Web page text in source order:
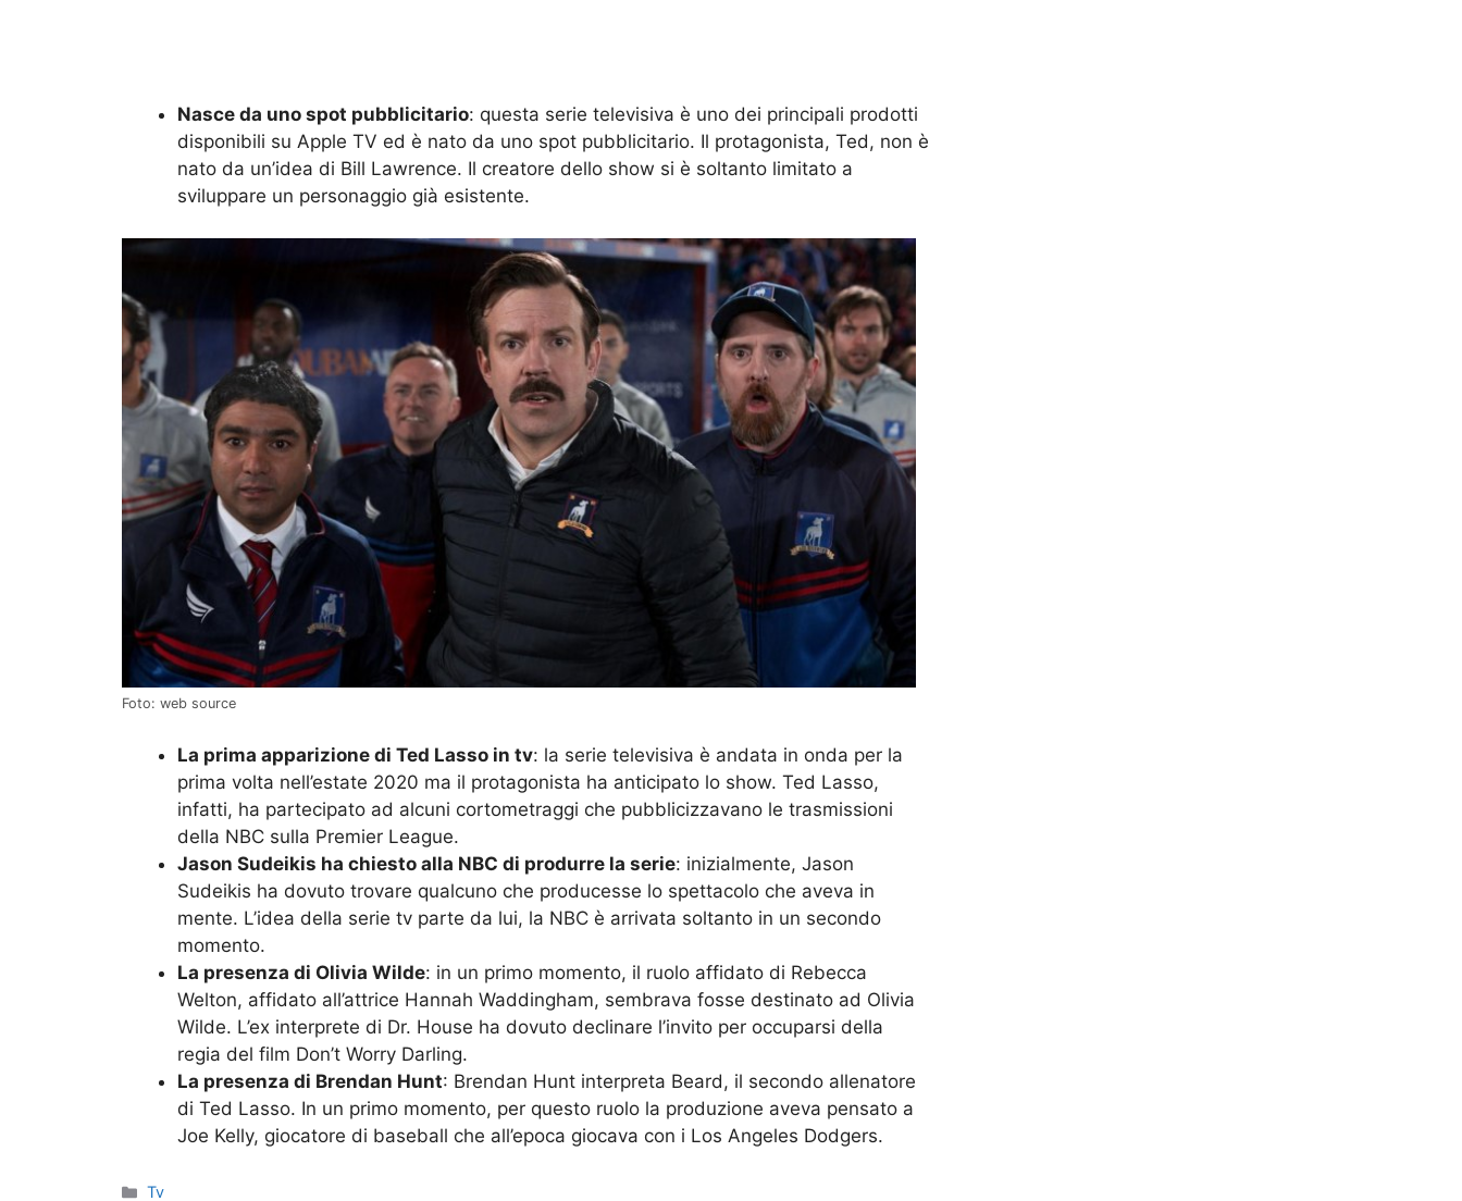
Nasce da uno spot pubblicitario: questa serie televisiva è uno dei principali prodotti
disponibili su Apple TV ed è nato da uno spot pubblicitario. Il protagonista, Ted, non è
nato da un’idea di Bill Lawrence. Il creatore dello show si è soltanto limitato a
sviluppare un personaggio già esistente.
Foto: web source
La prima apparizione di Ted Lasso in tv: la serie televisiva è andata in onda per la
prima volta nell’estate 2020 ma il protagonista ha anticipato lo show. Ted Lasso,
infatti, ha partecipato ad alcuni cortometraggi che pubblicizzavano le trasmissioni
della NBC sulla Premier League.
Jason Sudeikis ha chiesto alla NBC di produrre la serie: inizialmente, Jason
Sudeikis ha dovuto trovare qualcuno che producesse lo spettacolo che aveva in
mente. L’idea della serie tv parte da lui, la NBC è arrivata soltanto in un secondo
momento.
La presenza di Olivia Wilde: in un primo momento, il ruolo affidato di Rebecca
Welton, affidato all’attrice Hannah Waddingham, sembrava fosse destinato ad Olivia
Wilde. L’ex interprete di Dr. House ha dovuto declinare l’invito per occuparsi della
regia del film Don’t Worry Darling.
La presenza di Brendan Hunt: Brendan Hunt interpreta Beard, il secondo allenatore
di Ted Lasso. In un primo momento, per questo ruolo la produzione aveva pensato a
Joe Kelly, giocatore di baseball che all’epoca giocava con i Los Angeles Dodgers.
Categorie
Tv